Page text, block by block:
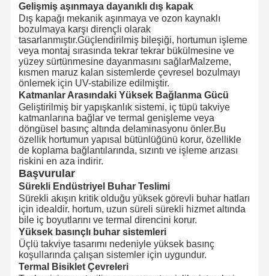
Gelişmiş aşınmaya dayanıklı dış kapak
Dış kapağı mekanik aşınmaya ve ozon kaynaklı
bozulmaya karşı dirençli olarak
tasarlanmıştır.Güçlendirilmiş bileşiği, hortumun işleme
veya montaj sırasında tekrar tekrar bükülmesine ve
yüzey sürtünmesine dayanmasını sağlarMalzeme,
kısmen maruz kalan sistemlerde çevresel bozulmayı
önlemek için UV-stabilize edilmiştir.
Katmanlar Arasındaki Yüksek Bağlanma Gücü
Geliştirilmiş bir yapışkanlık sistemi, iç tüpü takviye
katmanlarına bağlar ve termal genişleme veya
döngüsel basınç altında delaminasyonu önler.Bu
özellik hortumun yapısal bütünlüğünü korur, özellikle
de koplama bağlantılarında, sızıntı ve işleme arızası
riskini en aza indirir.
Başvurular
Sürekli Endüstriyel Buhar Teslimi
Sürekli akışın kritik olduğu yüksek görevli buhar hatları
için idealdir. hortum, uzun süreli sürekli hizmet altında
bile iç boyutlarını ve termal direncini korur.
Yüksek basınçlı buhar sistemleri
Üçlü takviye tasarımı nedeniyle yüksek basınç
koşullarında çalışan sistemler için uygundur.
Termal Bisiklet Çevreleri